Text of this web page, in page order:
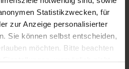
Statistikzwecken, für
zur Anzeige personalisierter
Sie können selbst entscheiden,
möchten. Bitte beachten
womöglich nicht
Nein
250 GB SSD
8 GB DDR4
Intel Core i5 1245U @ 1,6